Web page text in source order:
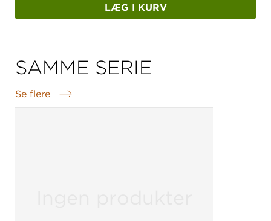
LÆG I KURV
SAMME SERIE
Se flere
Samme serie